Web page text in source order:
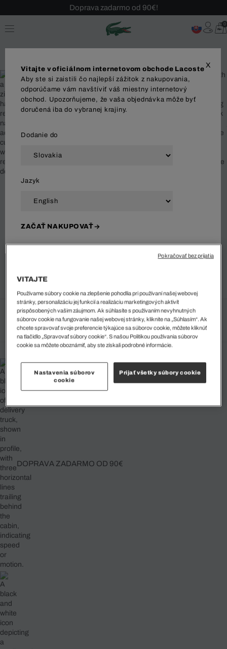
Doprava zadarmo od 90€!
Sezónny výpredaj až -40 %!
Bezplatné vrátenie!
0
Bežná cena:
Vyberte svoju veľkosť
DOPRAVA ZADARMO OD 90€
X
Vitajte v oficiálnom internetovom obchode Lacoste
Aby ste si zaistili čo najlepší zážitok z nakupovania,
odporúčame vám navštíviť váš miestny internetový
obchod. Upozorňujeme, že vaša objednávka môže byť
doručená iba do vybranej krajiny.
Dodanie do
Jazyk
ZAČAŤ NAKUPOVAŤ
VITAJTE
Používame súbory cookie na zlepšenie pohodlia pri používaní našej webovej
stránky, personalizáciu jej funkcií a realizáciu marketingových aktivít
prispôsobených vašim záujmom. Ak súhlasíte s používaním nevyhnutných
súborov cookie na fungovanie našej webovej stránky, kliknite na „Súhlasím“. Ak
chcete spravovať svoje preferencie týkajúce sa súborov cookie, môžete kliknúť
na tlačidlo „Spravovať súbory cookie“. S našou Politikou používania súborov
cookie sa môžete oboznámiť, aby ste získali podrobné informácie.
Nastavenia súborov
cookie
Prijať všetky súbory cookie
Pokračovať bez prijatia